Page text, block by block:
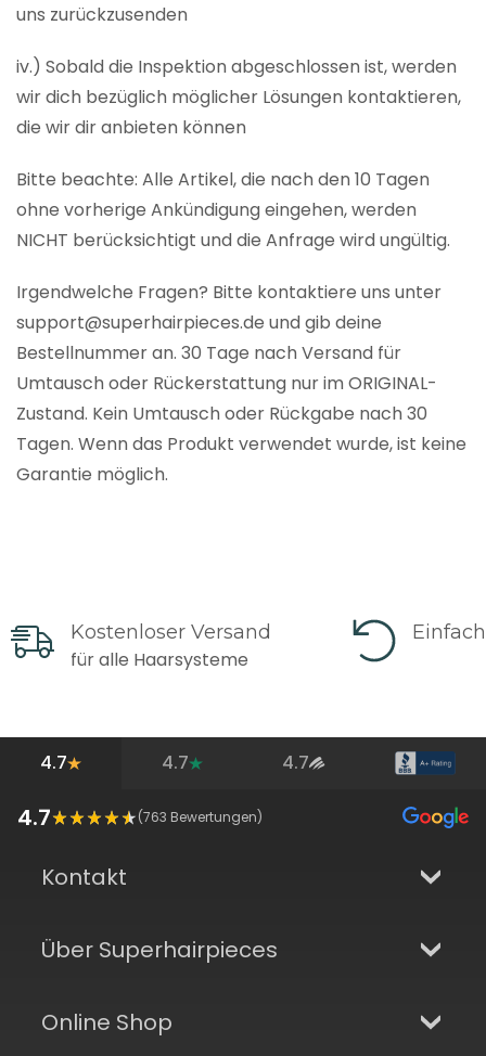
uns zurückzusenden
iv.) Sobald die Inspektion abgeschlossen ist, werden
wir dich bezüglich möglicher Lösungen kontaktieren,
die wir dir anbieten können
Bitte beachte: Alle Artikel, die nach den 10 Tagen
ohne vorherige Ankündigung eingehen, werden
NICHT berücksichtigt und die Anfrage wird ungültig.
Irgendwelche Fragen? Bitte kontaktiere uns unter
support@superhairpieces.de und gib deine
Bestellnummer an. 30 Tage nach Versand für
Umtausch oder Rückerstattung nur im ORIGINAL-
Zustand. Kein Umtausch oder Rückgabe nach 30
Tagen. Wenn das Produkt verwendet wurde, ist keine
Garantie möglich.
Kostenloser Versand
für alle Haarsysteme
4.7 4.7 4.7
4.7 (763 Bewertungen)
Kontakt
Über Superhairpieces
Online Shop